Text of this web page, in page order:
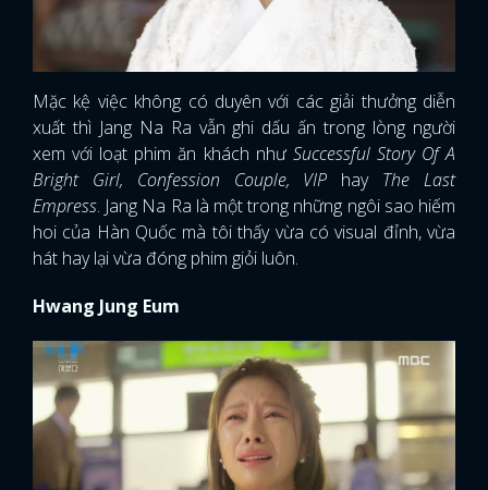
Mặc kệ việc không có duyên với các giải thưởng diễn
xuất thì Jang Na Ra vẫn ghi dấu ấn trong lòng người
xem với loạt phim ăn khách như Successful Story Of A
Bright Girl, Confession Couple, VIP hay The Last
Empress. Jang Na Ra là một trong những ngôi sao hiếm
hoi của Hàn Quốc mà tôi thấy vừa có visual đỉnh, vừa
hát hay lại vừa đóng phim giỏi luôn.
Hwang Jung Eum